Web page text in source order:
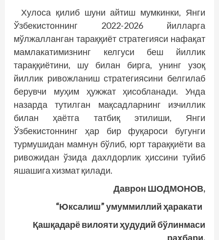
Хулоса қилиб шуни айтиш мумкинки, Янги
Ўзбекистоннинг 2022-2026 йилларга
мўлжалланган тараққиёт стратегияси нафақат
мамлакатимизнинг келгуси беш йиллик
тараққиётини, шу билан бирга, унинг узоқ
йиллик ривожланиш стратегиясини белгилаб
берувчи муҳим ҳужжат ҳисобланади. Унда
назарда тутилган мақсадларнинг изчиллик
билан ҳаётга татбиқ этилиши, Янги
Ўзбекистоннинг ҳар бир фуқароси бугунги
турмушидан мамнун бўлиб, юрт тараққиёти ва
ривожидан ўзида дахлдорлик ҳиссини туйиб
яшашига хизмат қилади.
Даврон ШОДМОНОВ,
“Юксалиш” умуммиллий ҳаракати
Қашқадарё вилояти ҳудудий бўлинмаси
раҳбари.